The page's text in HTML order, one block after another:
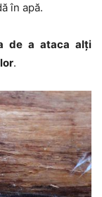
în apă.
de a ataca alți
.